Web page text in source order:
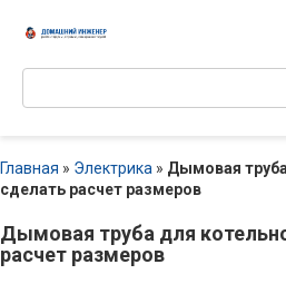
Поиск:
Главная » Электрика » Дымовая
сделать расчет размеров
Дымовая труба для
расчет размеров